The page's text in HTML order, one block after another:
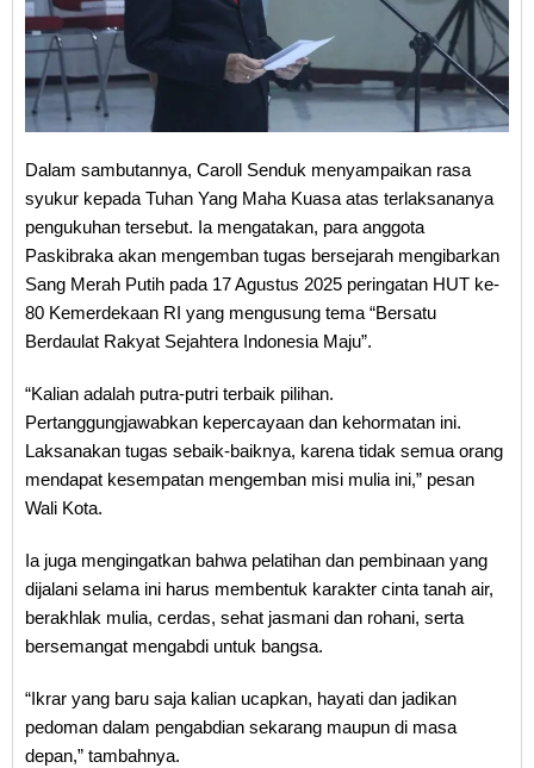
Dalam sambutannya, Caroll Senduk menyampaikan rasa
syukur kepada Tuhan Yang Maha Kuasa atas terlaksananya
pengukuhan tersebut. Ia mengatakan, para anggota
Paskibraka akan mengemban tugas bersejarah mengibarkan
Sang Merah Putih pada 17 Agustus 2025 peringatan HUT ke-
80 Kemerdekaan RI yang mengusung tema “Bersatu
Berdaulat Rakyat Sejahtera Indonesia Maju”.
“Kalian adalah putra-putri terbaik pilihan.
Pertanggungjawabkan kepercayaan dan kehormatan ini.
Laksanakan tugas sebaik-baiknya, karena tidak semua orang
mendapat kesempatan mengemban misi mulia ini,” pesan
Wali Kota.
Ia juga mengingatkan bahwa pelatihan dan pembinaan yang
dijalani selama ini harus membentuk karakter cinta tanah air,
berakhlak mulia, cerdas, sehat jasmani dan rohani, serta
bersemangat mengabdi untuk bangsa.
“Ikrar yang baru saja kalian ucapkan, hayati dan jadikan
pedoman dalam pengabdian sekarang maupun di masa
depan,” tambahnya.